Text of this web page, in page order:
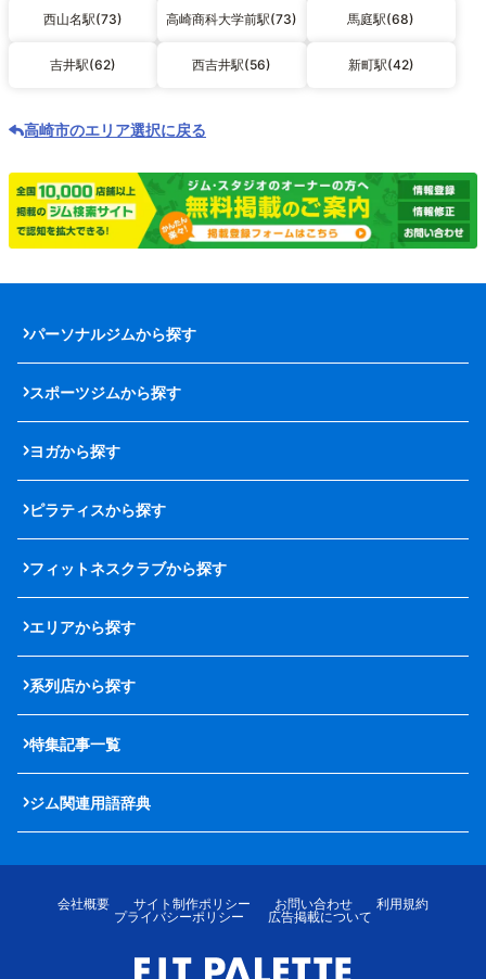
西山名駅(73) 高崎商科大学前駅(73) 馬庭駅(68)
吉井駅(62) 西吉井駅(56) 新町駅(42)
高崎市のエリア選択に戻る
パーソナルジムから探す
スポーツジムから探す
ヨガから探す
ピラティスから探す
フィットネスクラブから探す
エリアから探す
系列店から探す
特集記事一覧
ジム関連用語辞典
会社概要 サイト制作ポリシー お問い合わせ
利用規約
プライバシーポリシー
広告掲載について